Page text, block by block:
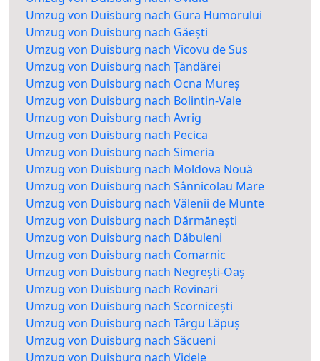
Umzug von Duisburg nach Gura Humorului
Umzug von Duisburg nach Găești
Umzug von Duisburg nach Vicovu de Sus
Umzug von Duisburg nach Țăndărei
Umzug von Duisburg nach Ocna Mureș
Umzug von Duisburg nach Bolintin-Vale
Umzug von Duisburg nach Avrig
Umzug von Duisburg nach Pecica
Umzug von Duisburg nach Simeria
Umzug von Duisburg nach Moldova Nouă
Umzug von Duisburg nach Sânnicolau Mare
Umzug von Duisburg nach Vălenii de Munte
Umzug von Duisburg nach Dărmănești
Umzug von Duisburg nach Dăbuleni
Umzug von Duisburg nach Comarnic
Umzug von Duisburg nach Negrești-Oaș
Umzug von Duisburg nach Rovinari
Umzug von Duisburg nach Scornicești
Umzug von Duisburg nach Târgu Lăpuș
Umzug von Duisburg nach Săcueni
Umzug von Duisburg nach Videle